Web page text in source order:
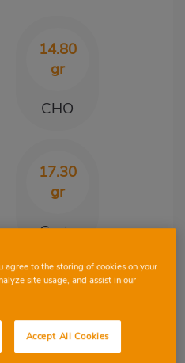
14.80
gr
CHO
17.30
gr
Greix
agree to the storing of cookies on your
site usage, and assist in our
Accept All Cookies